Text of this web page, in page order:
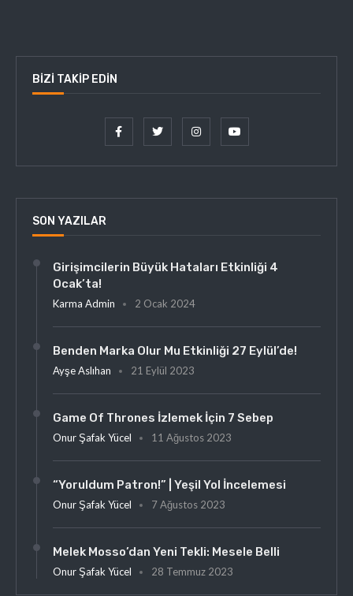
BIZI TAKIP EDIN
SON YAZILAR
Girişimcilerin Büyük Hataları Etkinliği 4
Ocak’ta!
Karma Admin 2 Ocak 2024
Benden Marka Olur Mu Etkinliği 27 Eylül’de!
Ayşe Aslıhan 21 Eylül 2023
Game Of Thrones İzlemek İçin 7 Sebep
Onur Şafak Yücel 11 Ağustos 2023
“Yoruldum Patron!” | Yeşil Yol İncelemesi
Onur Şafak Yücel 7 Ağustos 2023
Melek Mosso’dan Yeni Tekli: Mesele Belli
Onur Şafak Yücel 28 Temmuz 2023